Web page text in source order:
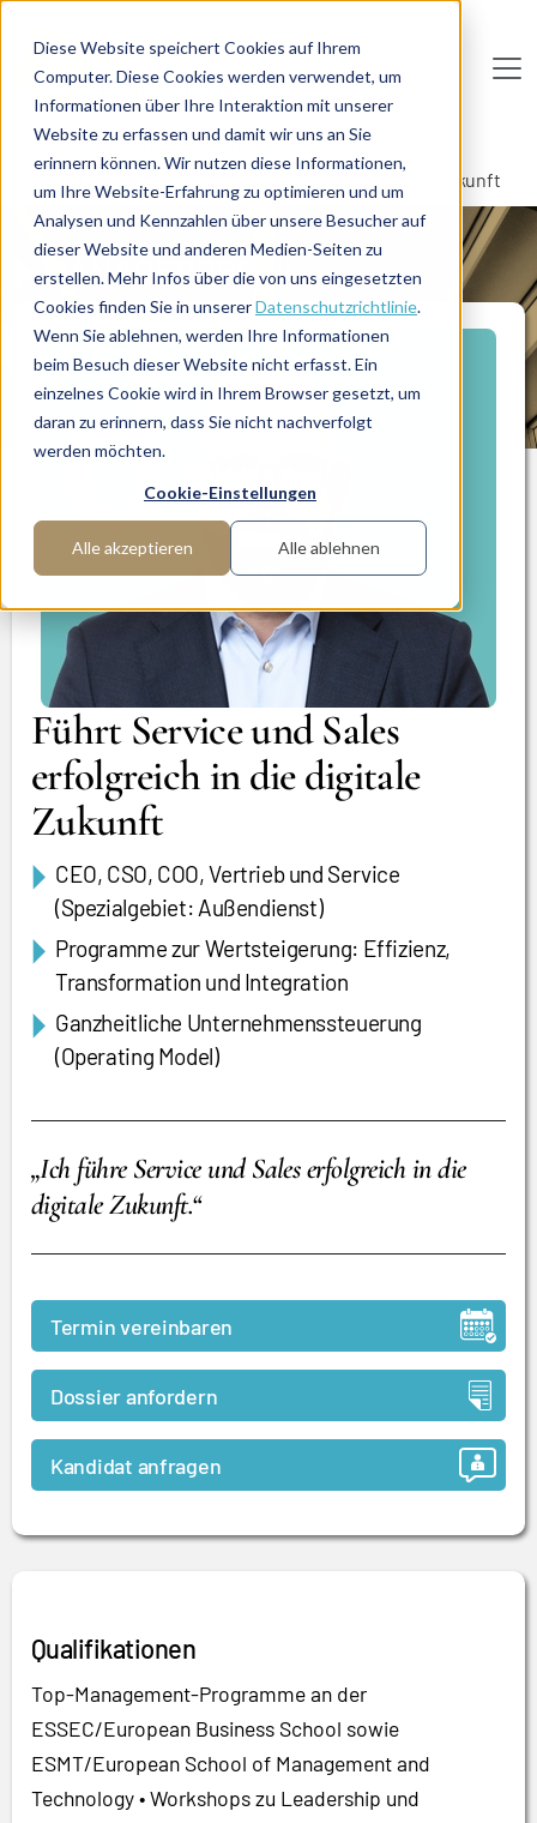
Diese Website speichert Cookies auf Ihrem
Computer. Diese Cookies werden verwendet, um
Informationen über Ihre Interaktion mit unserer
Website zu erfassen und damit wir uns an Sie
erinnern können. Wir nutzen diese Informationen,
um Ihre Website-Erfahrung zu optimieren und um
Analysen und Kennzahlen über unsere Besucher auf
dieser Website und anderen Medien-Seiten zu
erstellen. Mehr Infos über die von uns eingesetzten
Cookies finden Sie in unsererDatenschutzrichtlinie.
Wenn Sie ablehnen, werden Ihre Informationen
beim Besuch dieser Website nicht erfasst. Ein
einzelnes Cookie wird in Ihrem Browser gesetzt, um
daran zu erinnern, dass Sie nicht nachverfolgt
werden möchten.
Cookie-Einstellungen
Alle akzeptieren Alle ablehnen
Deutsc he InterimAG
Home
Manager-Übersicht
Führt Service und Sales erfolgreich in die digitale Zukunft
MANAGERPROFIL
Führt Service und Sales
erfolgreich in die digitale
Zukunft
CEO, CSO, COO, Vertrieb und Service
(Spezialgebiet: Außendienst)
Programme zur Wertsteigerung: Effizienz,
Transformation und Integration
Ganzheitliche Unternehmenssteuerung
(Operating Model)
„Ich führe Service und Sales erfolgreich in die
digitale Zukunft.“
Termin vereinbaren
Dossier anfordern
Kandidat anfragen
Qualifikationen
Top-Management-Programme an der
ESSEC/European Business School sowie
ESMT/European School of Management and
Technology • Workshops zu Leadership und